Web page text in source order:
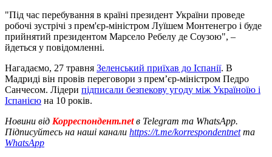
"Під час перебування в країні президент України проведе
робочі зустрічі з прем'єр-міністром Луїшем Монтенегро і буде
прийнятий президентом Марсело Ребелу де Соузою", –
йдеться у повідомленні.
Нагадаємо, 27 травня Зеленський приїхав до Іспанії. В
Мадриді він провів переговори з прем’єр-міністром Педро
Санчесом. Лідери підписали безпекову угоду між Україноїю і
Іспанією на 10 років.
Новини від Корреспондент.netв Telegram та WhatsApp.
Підписуйтесь на наші канали https://t.me/korrespondentnetта
WhatsApp